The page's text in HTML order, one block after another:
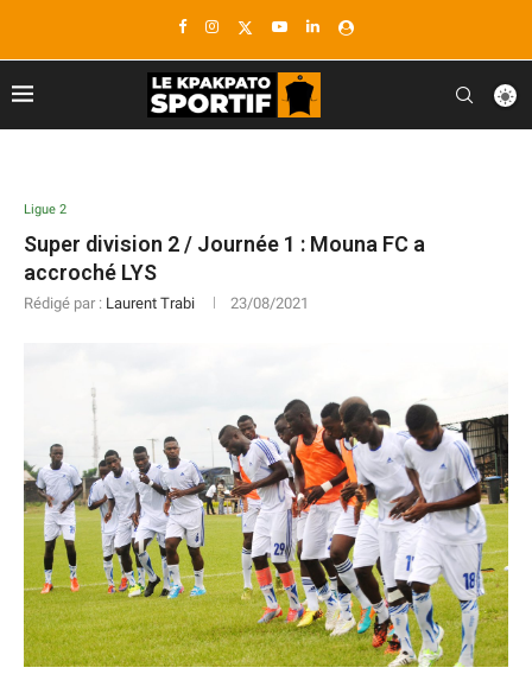
Ligue 2
Super division 2 / Journée 1 : Mouna FC a
accroché LYS
Rédigé par : Laurent Trabi 23/08/2021